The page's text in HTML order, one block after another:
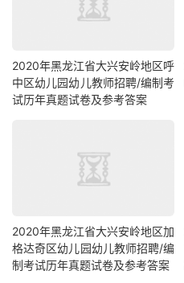
2020年黑龙江省大兴安岭地区呼
中区幼儿园幼儿教师招聘/编制考
试历年真题试卷及参考答案
2020年黑龙江省大兴安岭地区加
格达奇区幼儿园幼儿教师招聘/编
制考试历年真题试卷及参考答案